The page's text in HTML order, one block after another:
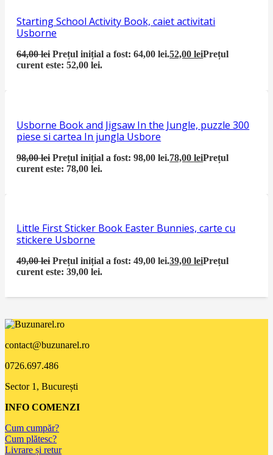
Starting School Activity Book, caiet activitati
Usborne
64,00lei Prețul inițial a fost: 64,00 lei.52,00leiPrețul
curent este: 52,00 lei.
Usborne Book and Jigsaw In the Jungle, puzzle 300
piese si cartea In jungla Usbore
98,00lei Prețul inițial a fost: 98,00 lei.78,00leiPrețul
curent este: 78,00 lei.
Little First Sticker Book Easter Bunnies, carte cu
stickere Usborne
49,00lei Prețul inițial a fost: 49,00 lei.39,00leiPrețul
curent este: 39,00 lei.
contact@buzunarel.ro
0726.697.486
Sector 1, București
INFO COMENZI
Cum cumpăr?
Cum plătesc?
Livrare și retur